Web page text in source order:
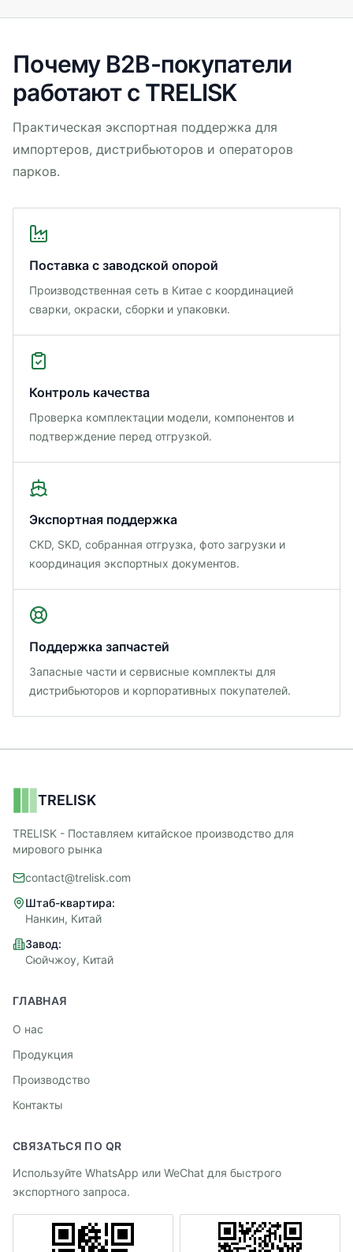
Почему B2B-покупатели
работают с TRELISK
Практическая экспортная поддержка для
импортеров, дистрибьюторов и операторов
парков.
Поставка с заводской опорой
Производственная сеть в Китае с координацией
сварки, окраски, сборки и упаковки.
Контроль качества
Проверка комплектации модели, компонентов и
подтверждение перед отгрузкой.
Экспортная поддержка
CKD, SKD, собранная отгрузка, фото загрузки и
координация экспортных документов.
Поддержка запчастей
Запасные части и сервисные комплекты для
дистрибьюторов и корпоративных покупателей.
TRELISK
TRELISK - Поставляем китайское производство для
мирового рынка
contact@trelisk.com
Штаб-квартира:
Нанкин, Китай
Завод:
Сюйчжоу, Китай
ГЛАВНАЯ
О нас
Продукция
Производство
Контакты
СВЯЗАТЬСЯ ПО QR
Используйте WhatsApp или WeChat для быстрого
экспортного запроса.